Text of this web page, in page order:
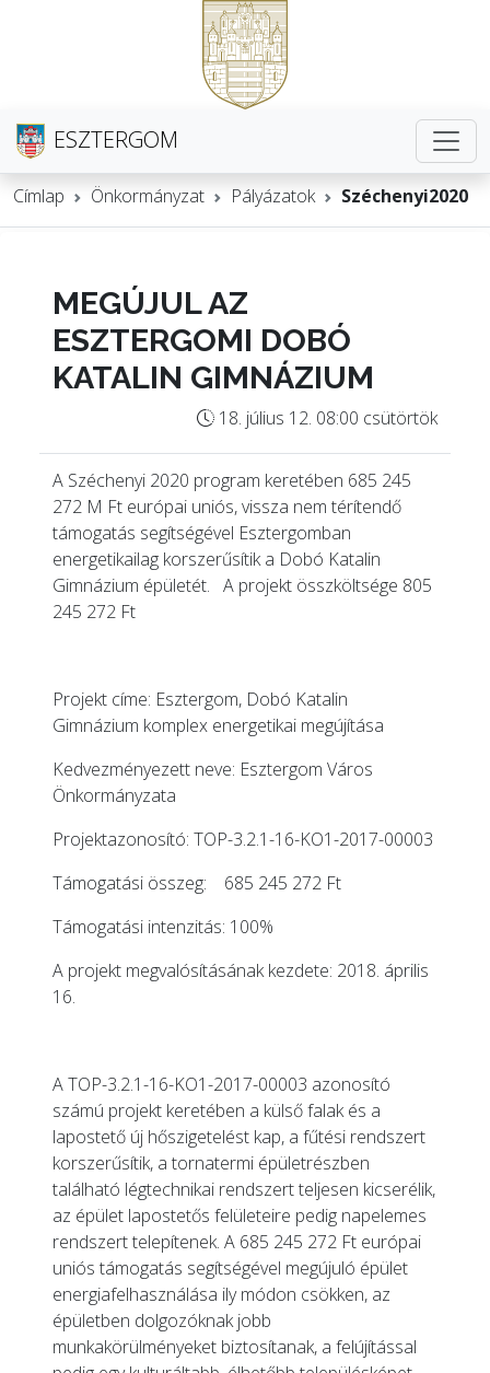
ESZTERGOM
Címlap Önkormányzat Pályázatok Széchenyi2020
MEGÚJUL AZ
ESZTERGOMI DOBÓ
KATALIN GIMNÁZIUM
18. július 12. 08:00 csütörtök
A Széchenyi 2020 program keretében 685 245
272 M Ft európai uniós, vissza nem térítendő
támogatás segítségével Esztergomban
energetikailag korszerűsítik a Dobó Katalin
Gimnázium épületét. A projekt összköltsége 805
245 272 Ft
Projekt címe: Esztergom, Dobó Katalin
Gimnázium komplex energetikai megújítása
Kedvezményezett neve: Esztergom Város
Önkormányzata
Projektazonosító: TOP-3.2.1-16-KO1-2017-00003
Támogatási összeg: 685 245 272 Ft
Támogatási intenzitás: 100%
A projekt megvalósításának kezdete: 2018. április
16.
A TOP-3.2.1-16-KO1-2017-00003 azonosító
számú projekt keretében a külső falak és a
lapostető új hőszigetelést kap, a fűtési rendszert
korszerűsítik, a tornatermi épületrészben
található légtechnikai rendszert teljesen kicserélik,
az épület lapostetős felületeire pedig napelemes
rendszert telepítenek. A 685 245 272 Ft európai
uniós támogatás segítségével megújuló épület
energiafelhasználása ily módon csökken, az
épületben dolgozóknak jobb
munkakörülményeket biztosítanak, a felújítással